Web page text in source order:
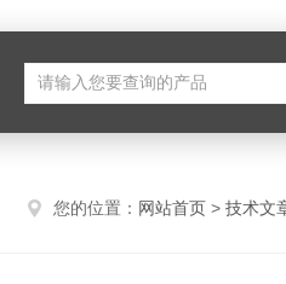
您的位置： 网站首页 > 技术文